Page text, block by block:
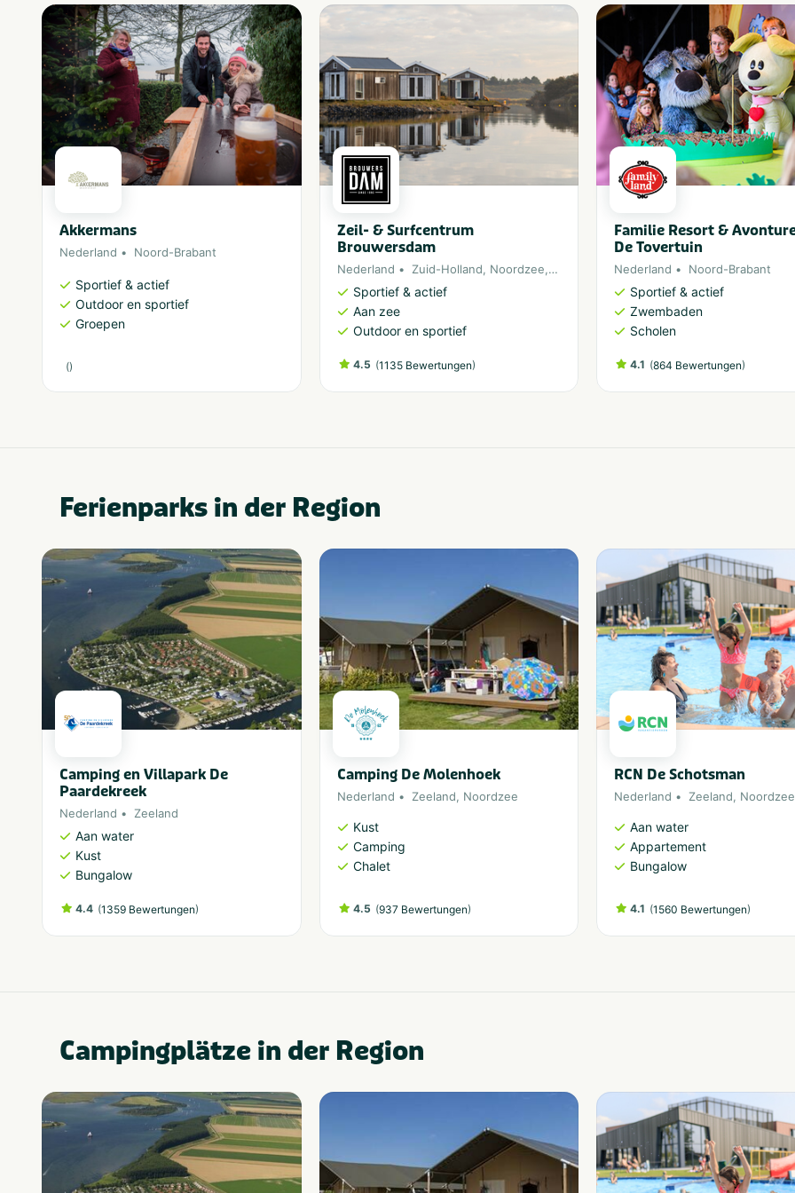
Akkermans
Nederland Noord-Brabant
Sportief & actief
Outdoor en sportief
Groepen
()
Zeil- & Surfcentrum
Brouwersdam
Nederland Zuid-Holland, Noordzee, Ouddorp
Sportief & actief
Aan zee
Outdoor en sportief
4.5 (1135 Bewertungen)
Familie Resort &
De Tovertuin
Nederland Noord-Brabant
Sportief & actief
Zwembaden
Scholen
4.1 (864 Bewertungen)
Ferienparks in der Region
Camping en Villapark De
Paardekreek
Nederland Zeeland
Aan water
Kust
Bungalow
4.4 (1359 Bewertungen)
Camping De Molenhoek
Nederland Zeeland, Noordzee
Kust
Camping
Chalet
4.5 (937 Bewertungen)
RCN De Schotsman
Nederland Zeeland, Noordzee
Aan water
Appartement
Bungalow
4.1 (1560 Bewertungen)
Campingplätze in der Region